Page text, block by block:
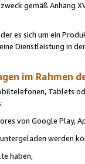
gemäß Anhang
es sich um ein
Dienstleistung in
im Rahmen
Tablets
von Google Play,
werden
haben,